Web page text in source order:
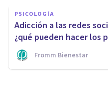
PSICOLOGÍA
Adicción a las redes
¿qué pueden hacer los
Fromm Bienestar